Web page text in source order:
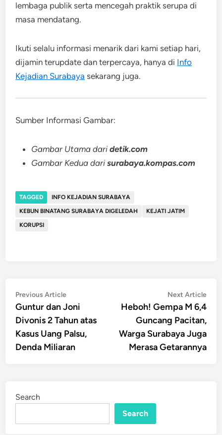
lembaga publik serta mencegah praktik serupa di
masa mendatang.
Ikuti selalu informasi menarik dari kami setiap hari,
dijamin terupdate dan terpercaya, hanya di Info
Kejadian Surabaya sekarang juga.
Sumber Informasi Gambar:
Gambar Utama daridetik.com
Gambar Kedua darisurabaya.kompas.com
TAGGED
INFO KEJADIAN SURABAYA
KEBUN BINATANG SURABAYA DIGELEDAH
KEJATI JATIM
KORUPSI
Post
navigation
Previous ArticlePrevious
article:
Guntur dan Joni
Divonis 2 Tahun atas
Kasus Uang Palsu,
Denda Miliaran
Next Article
Heboh! Gempa M 6,4
Guncang Pacitan,
Warga Surabaya Juga
Merasa Getarannya
Search
Search